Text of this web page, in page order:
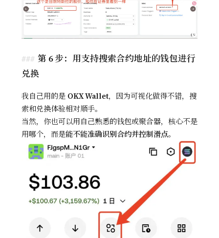
第 6 步：用支持搜索合约地址的钱包进行
兑换
我自己用的是 OKX Wallet，因为可视化做得不错，搜
索和兑换体验相对顺手。
当然，你也可以用自己熟悉的钱包或聚合器，核心不是
用哪个，而是能不能准确识别合约并控制滑点。